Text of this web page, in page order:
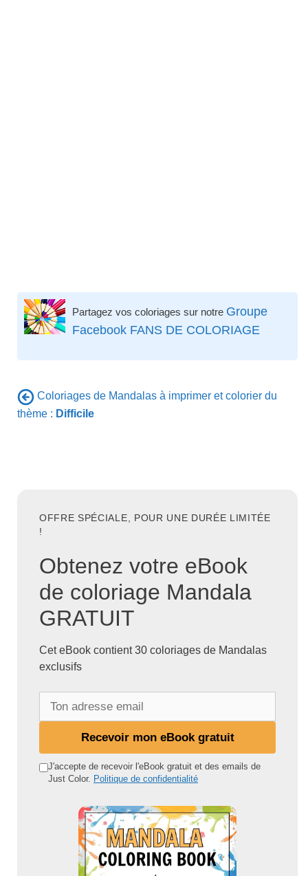
Partagez vos coloriages sur notre Groupe
Facebook FANS DE COLORIAGE
Coloriages de Mandalas à imprimer et colorier du
thème : Difficile
OFFRE SPÉCIALE, POUR UNE DURÉE LIMITÉE
!
Obtenez votre eBook
de coloriage Mandala
GRATUIT
Cet eBook contient 30 coloriages de Mandalas
exclusifs
d
Recevoir mon eBook gratuit
J'accepte de recevoir l'eBook gratuit et des emails de
Just Color. Politique de confidentialité